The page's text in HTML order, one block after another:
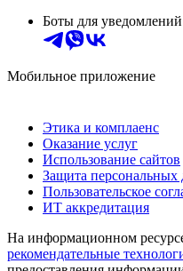
Боты для уведомлений
Мобильное приложение
Этика и комплаенс
Оказание услуг
Использование сайтов
Защита персональных
Пользовательское
ИТ аккредитация
На информационном
рекомендательные